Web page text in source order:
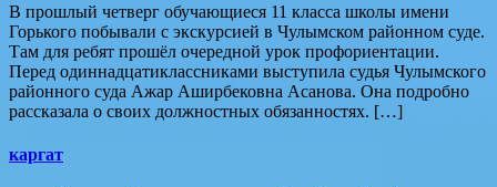
В прошлый четверг обучающиеся 11 класса школы имени
Горького побывали с экскурсией в Чулымском районном суде.
Там для ребят прошёл очередной урок профориентации.
Перед одиннадцатиклассниками выступила судья Чулымского
районного суда Ажар Аширбековна Асанова. Она подробно
рассказала о своих должностных обязанностях. […]
каргат